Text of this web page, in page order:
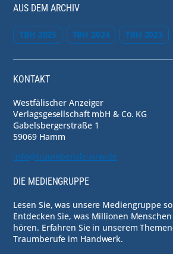
AUS DEM ARCHIV
TBH 2025 TBH 2024 TBH 2023
KONTAKT
Westfälischer Anzeiger
Verlagsgesellschaft mbH & Co. KG
Gabelsbergerstraße 1
59069 Hamm
info@traumberufe-nrw.de
DIE MEDIENGRUPPE
Lesen Sie, was unsere Mediengruppe
Entdecken Sie, was Millionen
hören. Erfahren Sie in unserem
Traumberufe im Handwerk.